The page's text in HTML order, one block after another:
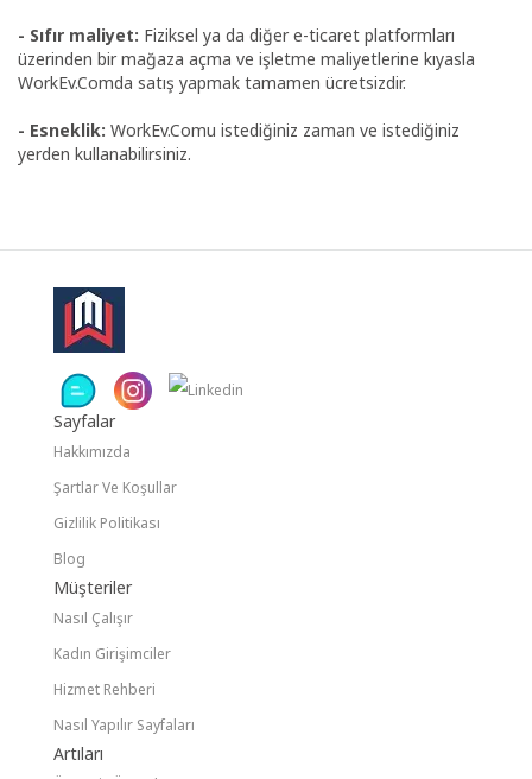
- Sıfır maliyet: Fiziksel ya da diğer e-ticaret platformları
üzerinden bir mağaza açma ve işletme maliyetlerine kıyasla
WorkEv.Comda satış yapmak tamamen ücretsizdir.
- Esneklik: WorkEv.Comu istediğiniz zaman ve istediğiniz
yerden kullanabilirsiniz.
Sayfalar
Hakkımızda
Şartlar Ve Koşullar
Gizlilik Politikası
Blog
Müşteriler
Nasıl Çalışır
Kadın Girişimciler
Hizmet Rehberi
Nasıl Yapılır Sayfaları
Artıları